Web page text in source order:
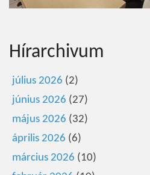
Hírarchivum
július 2026 (2)
június 2026 (27)
május 2026 (32)
április 2026 (6)
március 2026 (10)